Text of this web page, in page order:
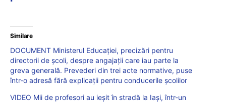
Similare
DOCUMENT Ministerul Educației, precizări pentru
directorii de școli, despre angajații care iau parte la
greva generală. Prevederi din trei acte normative, puse
într-o adresă fără explicații pentru conducerile școlilor
VIDEO Mii de profesori au ieșit în stradă la Iași, într-un